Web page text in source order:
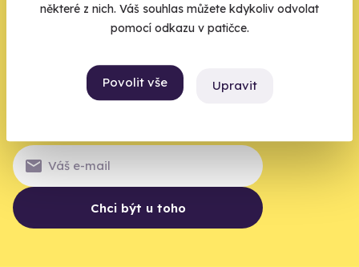
některé z nich. Váš souhlas můžete kdykoliv odvolat
pomocí odkazu v patičce.
Povolit vše Upravit
Zbývá jeden krok,
zbytek zařídíme my
Váš e-mail je vstupenka do světa, kde se žije naplno. Pojďte
Chci být u toho